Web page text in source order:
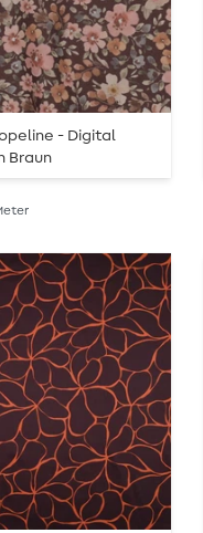
- Digital
Braun